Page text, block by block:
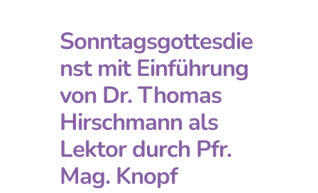
Sonntagsgottesdie
nst mit Einführung
von Dr. Thomas
Hirschmann als
Lektor durch Pfr.
Mag. Knopf